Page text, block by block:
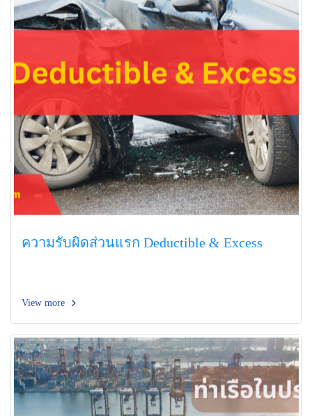
ความรับผิดส่วนแรก Deductible & Excess
View more